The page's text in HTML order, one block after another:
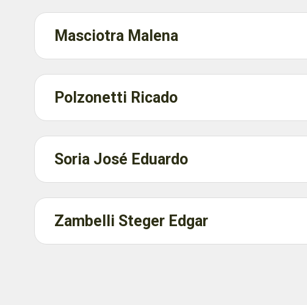
Masciotra Malena
Polzonetti Ricado
Soria José Eduardo
Zambelli Steger Edgar